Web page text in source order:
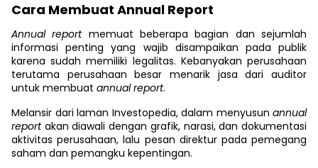
Cara Membuat Annual Report
Annual report memuat beberapa bagian dan sejumlah
informasi penting yang wajib disampaikan pada publik
karena sudah memiliki legalitas. Kebanyakan perusahaan
terutama perusahaan besar menarik jasa dari auditor
untuk membuat annual report.
Melansir dari laman Investopedia, dalam menyusun annual
report akan diawali dengan grafik, narasi, dan dokumentasi
aktivitas perusahaan, lalu pesan direktur pada pemegang
saham dan pemangku kepentingan.